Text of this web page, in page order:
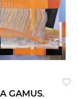
GAMUS.